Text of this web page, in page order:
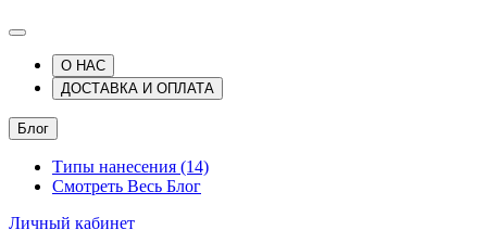
О НАС
ДОСТАВКА И ОПЛАТА
Блог
Типы нанесения (14)
Смотреть Весь Блог
Личный кабинет